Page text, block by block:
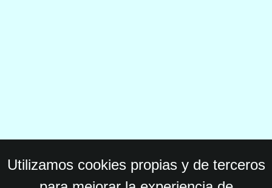
Utilizamos cookies propias y de terceros